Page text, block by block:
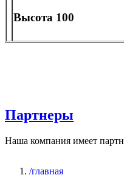
Высота 100
Партнеры
Наша компания имеет
/главная